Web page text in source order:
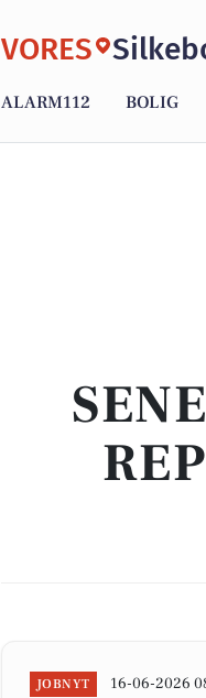
VORES
ALARM112 BOLIG
JOBNYT 16-06-2026